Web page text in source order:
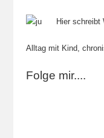
Hier schreibt
Alltag mit Kind,
Folge mir....